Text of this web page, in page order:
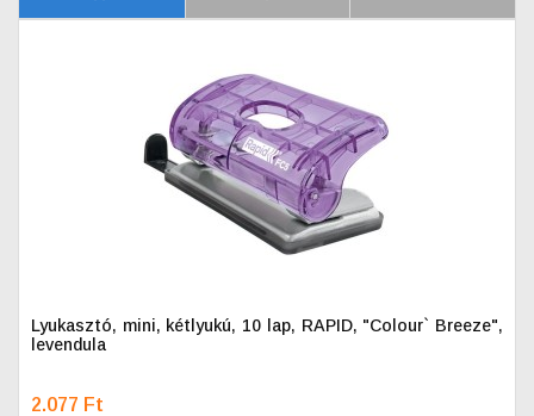
Lyukasztó, mini, kétlyukú, 10 lap, RAPID, "Colour` Breeze",
levendula
2.077 Ft